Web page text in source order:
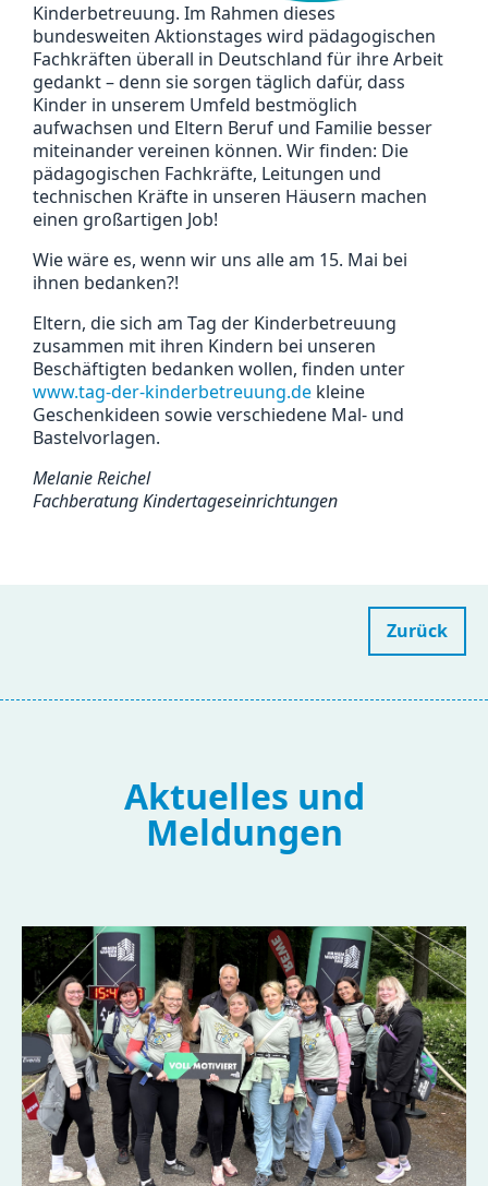
Kinderbetreuung. Im Rahmen dieses
bundesweiten Aktionstages wird pädagogischen
Fachkräften überall in Deutschland für ihre Arbeit
gedankt – denn sie sorgen täglich dafür, dass
Kinder in unserem Umfeld bestmöglich
aufwachsen und Eltern Beruf und Familie besser
miteinander vereinen können. Wir finden: Die
pädagogischen Fachkräfte, Leitungen und
technischen Kräfte in unseren Häusern machen
einen großartigen Job!
Wie wäre es, wenn wir uns alle am 15. Mai bei
ihnen bedanken?!
Eltern, die sich am Tag der Kinderbetreuung
zusammen mit ihren Kindern bei unseren
Beschäftigten bedanken wollen, finden unter
www.tag-der-kinderbetreuung.de kleine
Geschenkideen sowie verschiedene Mal- und
Bastelvorlagen.
Melanie Reichel
Fachberatung Kindertageseinrichtungen
Zurück
Aktuelles und
Meldungen